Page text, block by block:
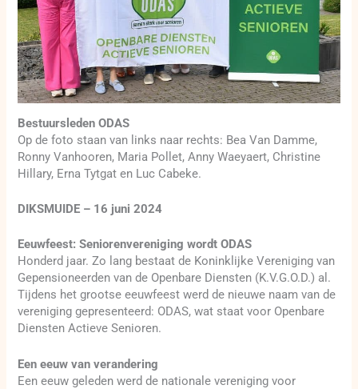
Bestuursleden ODAS
Op de foto staan van links naar rechts: Bea Van Damme,
Ronny Vanhooren, Maria Pollet, Anny Waeyaert, Christine
Hillary, Erna Tytgat en Luc Cabeke.
DIKSMUIDE – 16 juni 2024
Eeuwfeest: Seniorenvereniging wordt ODAS
Honderd jaar. Zo lang bestaat de Koninklijke Vereniging van
Gepensioneerden van de Openbare Diensten (K.V.G.O.D.) al.
Tijdens het grootse eeuwfeest werd de nieuwe naam van de
vereniging gepresenteerd: ODAS, wat staat voor Openbare
Diensten Actieve Senioren.
Een eeuw van verandering
Een eeuw geleden werd de nationale vereniging voor